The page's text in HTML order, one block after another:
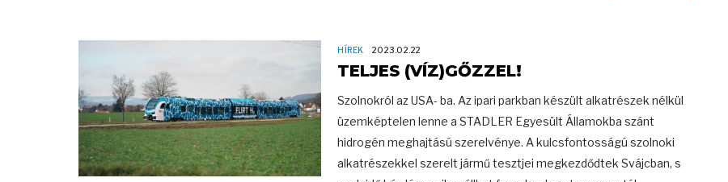
HÍREK 2023.02.22
TELJES (VÍZ)GŐZZEL!
Szolnokról az USA- ba. Az ipari parkban készült alkatrészek nélkül
üzemképtelen lenne a STADLER Egyesült Államokba szánt
hidrogén meghajtású szerelvénye. A kulcsfontosságú szolnoki
alkatrészekkel szerelt jármű tesztjei megkezdődtek Svájcban, s